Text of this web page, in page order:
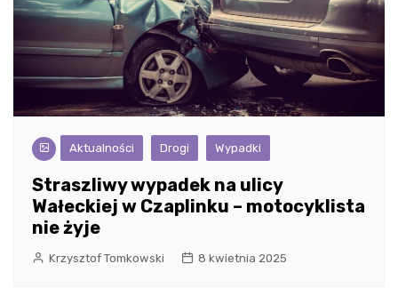
Aktualności Drogi Wypadki
Straszliwy wypadek na ulicy
Wałeckiej w Czaplinku – motocyklista
nie żyje
Krzysztof Tomkowski 8 kwietnia 2025